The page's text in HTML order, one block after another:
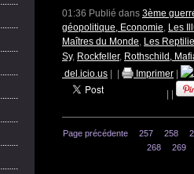
01:36 Publié dans 3ème
géopolitique, Economie, Les
Maîtres du Monde, Les
Sy, Rockfeller, Rothschild,
del.icio.us
Imprimer
Page précédente 257 258
268
269